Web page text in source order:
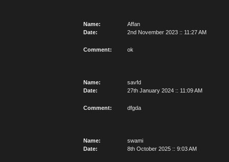
Name:
Affan
Date:
2nd November 2023 :: 11:27 AM
Comment: ok
Name:
savfd
Date:
27th January 2024 :: 11:09 AM
Comment: dfgda
Name:
swami
Date:
8th October 2025 :: 9:03 AM